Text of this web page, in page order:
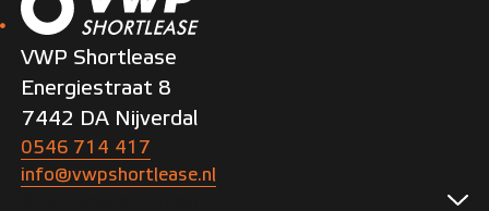
VWP Shortlease
Energiestraat 8
7442 DA Nijverdal
0546 714 417
info@vwpshortlease.nl